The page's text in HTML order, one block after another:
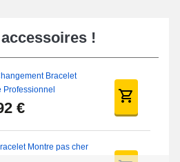
!
Bracelet
Professionnel
€
Montre pas cher